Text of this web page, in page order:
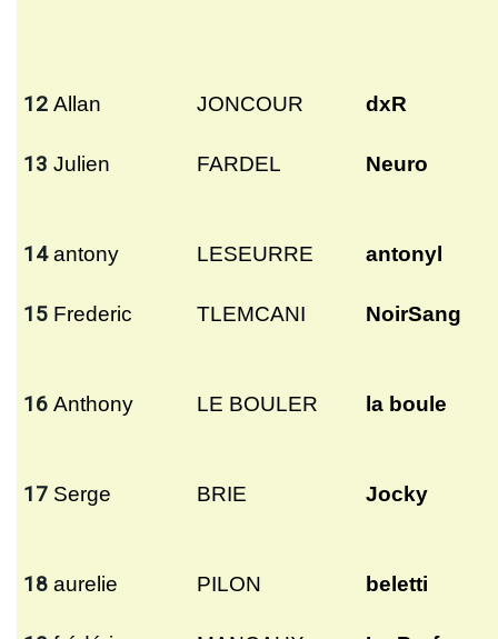
12 Allan JONCOUR dxR
13 Julien FARDEL Neuro
14 antony LESEURRE antonyl
15 Frederic TLEMCANI NoirSang
16 Anthony LE BOULER la boule
17 Serge BRIE Jocky
18 aurelie PILON beletti